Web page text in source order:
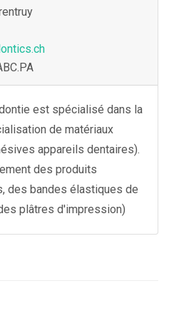
est spécialisé dans la
de matériaux
appareils dentaires).
des produits
des bandes élastiques de
plâtres d'impression)